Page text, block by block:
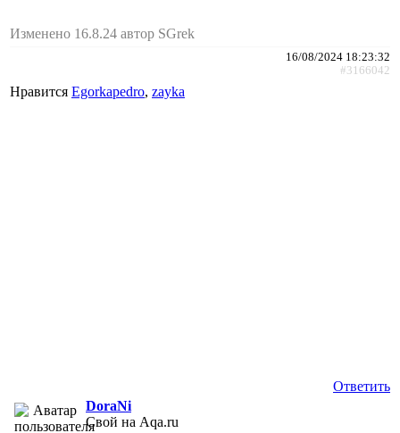
Изменено 16.8.24 автор SGrek
16/08/2024 18:23:32
#3166042
Нравится Egorkapedro, zayka
Ответить
DoraNi
Свой на Aqa.ru